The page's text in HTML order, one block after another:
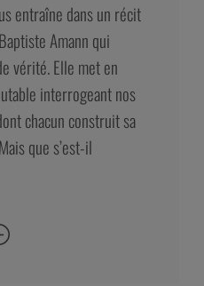
entraîne dans un récit
Amann qui
vérité. Elle met en
interrogeant nos
chacun construit sa
que s’est-il